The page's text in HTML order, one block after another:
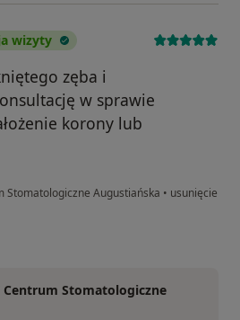
wizyty
zęba i
w sprawie
korony lub
Stomatologiczne Augustiańska • usunięcie
Centrum Stomatologiczne